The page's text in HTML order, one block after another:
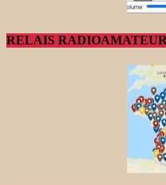
RELAIS